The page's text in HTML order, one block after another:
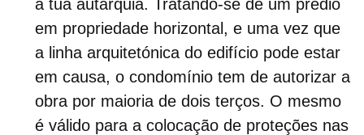
a tua autarquia. Tratando-se de um prédio
em propriedade horizontal, e uma vez que
a linha arquitetónica do edifício pode estar
em causa, o condomínio tem de autorizar a
obra por maioria de dois terços. O mesmo
é válido para a colocação de proteções nas